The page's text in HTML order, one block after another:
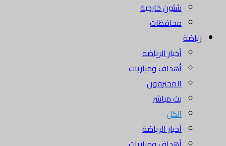
شئون خارجية
محافظات
رياضة
أخبار الرياضة
أهداف ومباريات
المحترفون
بث مباشر
الكل
أخبار الرياضة